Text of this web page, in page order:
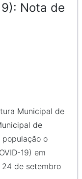
Nota de
Municipal de
de
população o
19) em
24 de setembro